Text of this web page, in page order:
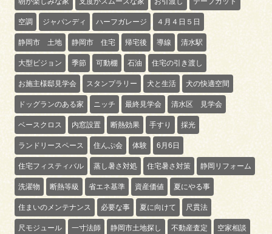
空調 ジャパンディ ハーフガレージ ４月４日５日
静岡市 土地 静岡市 住宅 帰宅後 導線 清水駅
大型ビジョン 季節 可動棚 石油 住宅の引き渡し
お施主様邸見学会 スタンプラリー 犬と生活 犬の快適空間
ドッグランのある家 ニッチ 最終見学会 清水区 見学会
ベースクロス 内窓設置 断熱効果 手すり 採光
ランドリースペース 住んぷ会 体験 6月6日
住宅フィスティバル 蒸し暑さ対処 住宅暑さ対策 静岡リフォーム
洗濯物 断熱等級 省エネ基準 資産価値 夏にやる事
住まいのメンテナンス 必要な事 夏に向けて 尺貫法
尺モジュール 一寸法師 静岡市土地探し 不動産査定 空家相談